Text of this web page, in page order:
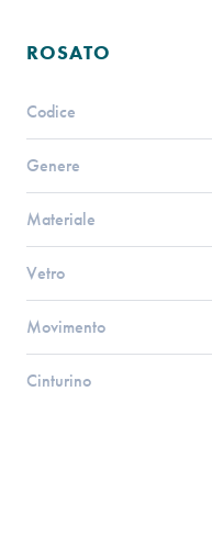
ROSATO
Codice
Genere
Materiale
Vetro
Movimento
Cinturino